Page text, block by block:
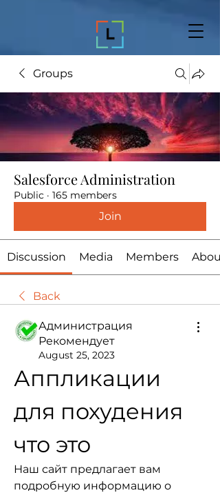
Groups
Salesforce Administration
Public · 165 members
Join
Discussion Media Members About
Back
Администрация
Рекомендует
August 25, 2023
Аппликации
для похудения
что это
Наш сайт предлагает вам
подробную информацию о